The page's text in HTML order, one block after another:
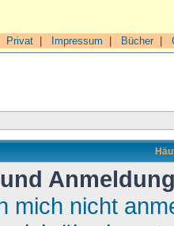
Privat Impressum Bücher|
mich nicht